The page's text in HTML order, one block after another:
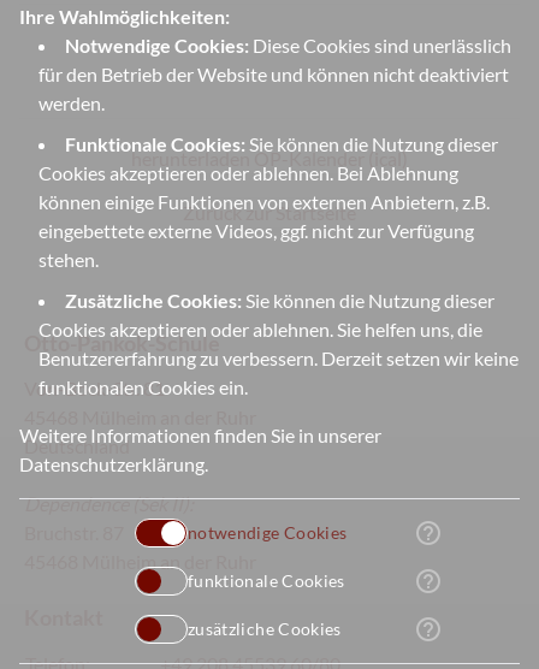
Ihre Wahlmöglichkeiten:
Notwendige Cookies: Diese Cookies sind unerlässlich
für den Betrieb der Website und können nicht deaktiviert
werden.
Funktionale Cookies: Sie können die Nutzung dieser
Cookies akzeptieren oder ablehnen. Bei Ablehnung
können einige Funktionen von externen Anbietern, z.B.
eingebettete externe Videos, ggf. nicht zur Verfügung
stehen.
Zusätzliche Cookies: Sie können die Nutzung dieser
Cookies akzeptieren oder ablehnen. Sie helfen uns, die
Benutzererfahrung zu verbessern. Derzeit setzen wir keine
funktionalen Cookies ein.
Weitere Informationen finden Sie in unserer
Datenschutzerklärung.
notwendige Cookies help_outline
funktionale Cookies help_outline
zusätzliche Cookies help_outline
herunterladen OP-Kalender (ical)
Zurück zur Startseite
Otto-Pankok-Schule
Von-Bock-Str. 81
Deutschland
Dependence(Sek II):
Telefon:
+49 208 45539 60/80